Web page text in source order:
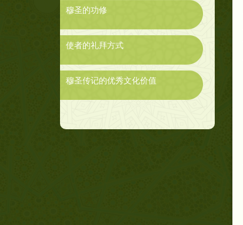
穆圣的功修
使者的礼拜方式
穆圣传记的优秀文化价值